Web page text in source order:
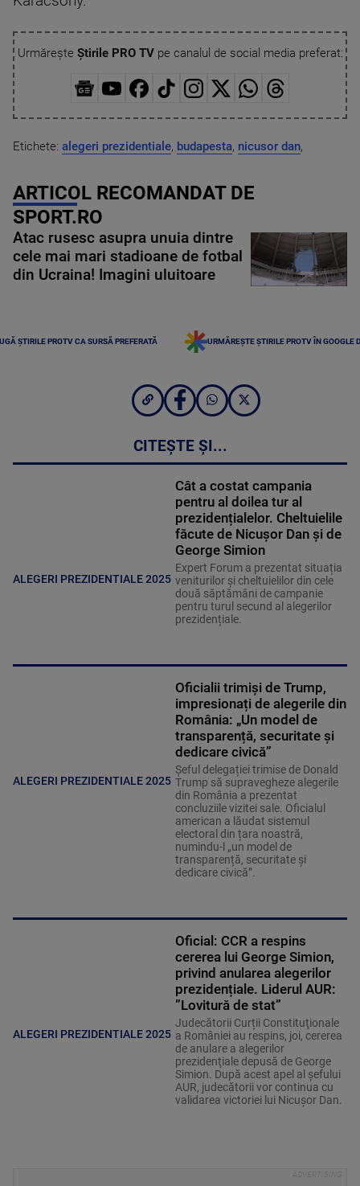
Urmărește Știrile PRO TVpe canalul de social media preferat:
Etichete: alegeri prezidentiale, budapesta, nicusor dan,
ARTICOL RECOMANDAT DE
SPORT.RO
Atac rusesc asupra unuia dintre
cele mai mari stadioane de fotbal
din Ucraina! Imagini uluitoare
ȘTIRILE PROTV CA SURSĂ PREFERATĂ URMĂREȘTE ȘTIRILE PROTV ÎN GOOGLE
CITEȘTE ȘI...
ALEGERI PREZIDENTIALE 2025
Cât a costat campania
pentru al doilea tur al
prezidențialelor. Cheltuielile
făcute de Nicușor Dan și de
George Simion
Expert Forum a prezentat situația
veniturilor și cheltuielilor din cele
două săptămâni de campanie
pentru turul secund al alegerilor
prezidențiale.
ALEGERI PREZIDENTIALE 2025
Oficialii trimiși de Trump,
impresionați de alegerile din
România: „Un model de
transparență, securitate și
dedicare civică”
Șeful delegației trimise de Donald
Trump să supravegheze alegerile
din România a prezentat
concluziile vizitei sale. Oficialul
american a lăudat sistemul
electoral din țara noastră,
numindu-l „un model de
transparență, securitate și
dedicare civică”.
ALEGERI PREZIDENTIALE 2025
Oficial: CCR a respins
cererea lui George Simion,
privind anularea alegerilor
prezidențiale. Liderul AUR:
”Lovitură de stat”
Judecătorii Curții Constituţionale
a României au respins, joi, cererea
de anulare a alegerilor
prezidenţiale depusă de George
Simion. După acest apel al șefului
AUR, judecătorii vor continua cu
validarea victoriei lui Nicușor Dan.